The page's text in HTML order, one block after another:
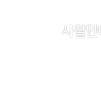
사찰안